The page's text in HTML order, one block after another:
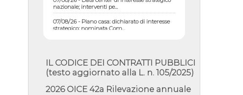
07/08/26 - Piano casa: dichiarato di interesse
strategico; nominata Com...
libera al quinto lotto costr...
06/08/26 - Istat, produzione industriale in calo
dell'1% a giugno, su a...
IL CODICE DEI CONTRATTI PUBBLICI
(testo aggiornato alla L. n. 105/2025)
2026 OICE 42a Rilevazione annuale